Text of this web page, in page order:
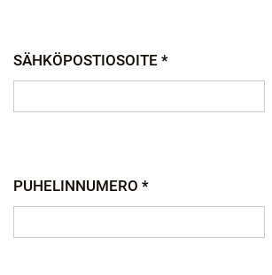
SÄHKÖPOSTIOSOITE *
PUHELINNUMERO *